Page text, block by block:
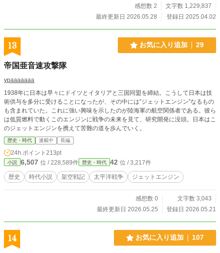
感想数 2
文字数 1,229,837
最終更新日 2026.05.28
登録日 2025.04.02
13 お気に入り追加 29
帝国亜音速攻撃隊
ypaaaaaaa
1938年に日本は早々にドイツとイタリアと三国同盟を締結。こうして日本は技
術供与を多分に受けることになったが、その中には”ジェットエンジン”なるもの
も含まれていた。これに強い興味を示したのが陸海軍の航空関係者である。彼ら
は低質燃料で動くこのエンジンに戦争の未来を見て、研究開発に没頭。日本はこ
のジェットエンジンを携えて苦難の道を歩んでいく。
歴史・時代 連載中 長編
24h.ポイント 213pt
小説 6,507 位 / 228,589件 歴史・時代 42 位 / 3,217件
歴史 時代小説 架空戦記 太平洋戦争 ジェットエンジン
感想数 0
文字数 3,043
最終更新日 2026.05.25
登録日 2026.05.21
14 お気に入り追加 107